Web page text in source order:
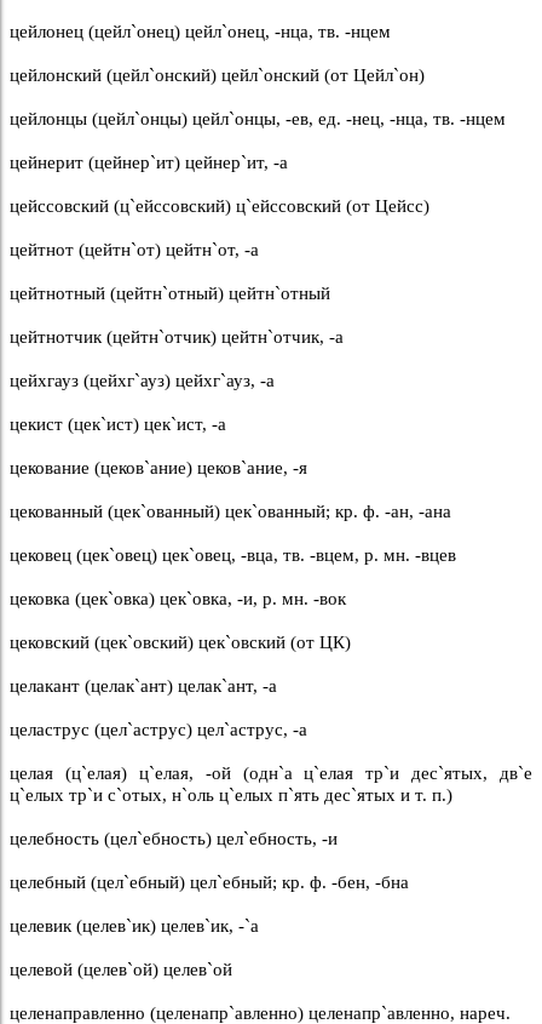
цейлонец (цейл`онец) цейл`онец, -нца, тв. -нцем
цейлонский (цейл`онский) цейл`онский (от Цейл`он)
цейлонцы (цейл`онцы) цейл`онцы, -ев, ед. -нец, -нца, тв. -нцем
цейнерит (цейнер`ит) цейнер`ит, -а
цейссовский (ц`ейссовский) ц`ейссовский (от Цейсс)
цейтнот (цейтн`от) цейтн`от, -а
цейтнотный (цейтн`отный) цейтн`отный
цейтнотчик (цейтн`отчик) цейтн`отчик, -а
цейхгауз (цейхг`ауз) цейхг`ауз, -а
цекист (цек`ист) цек`ист, -а
цекование (цеков`ание) цеков`ание, -я
цекованный (цек`ованный) цек`ованный; кр. ф. -ан, -ана
цековец (цек`овец) цек`овец, -вца, тв. -вцем, р. мн. -вцев
цековка (цек`овка) цек`овка, -и, р. мн. -вок
цековский (цек`овский) цек`овский (от ЦК)
целакант (целак`ант) целак`ант, -а
целаструс (цел`аструс) цел`аструс, -а
целая (ц`елая) ц`елая, -ой (одн`а ц`елая тр`и дес`ятых, дв`е
ц`елых тр`и с`отых, н`оль ц`елых п`ять дес`ятых и т. п.)
целебность (цел`ебность) цел`ебность, -и
целебный (цел`ебный) цел`ебный; кр. ф. -бен, -бна
целевик (целев`ик) целев`ик, -`а
целевой (целев`ой) целев`ой
целенаправленно (целенапр`авленно) целенапр`авленно, нареч.